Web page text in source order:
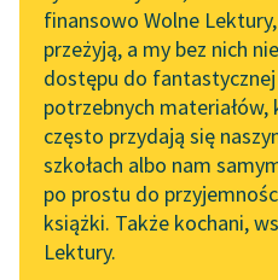
Zapraszamy na spotkanie
online z tłumaczkami
literatury skandynawskiej
Spotkanie z Katarzyną
Tunkiel w Oslo
102. lata temu zmarł
Joseph Conrad
finansowo Wolne
przeżyją, a my bez nich
dostępu do
potrzebnych
często przydają się
szkołach albo nam
po prostu do
książki. Także kochani,
Lektury.